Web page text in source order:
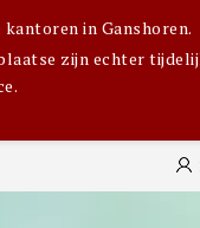
in Ganshoren.
zijn echter